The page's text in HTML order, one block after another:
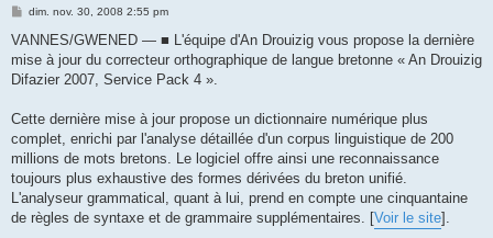
M
s
a
g
dim. nov. 30, 2008 2:55 pm
VANNES/GWENED — ■ L'équipe d'An Drouizig vous propose la dernière
mise à jour du correcteur orthographique de langue bretonne « An Drouizig
Difazier 2007, Service Pack 4 ».
Cette dernière mise à jour propose un dictionnaire numérique plus
complet, enrichi par l'analyse détaillée d'un corpus linguistique de 200
millions de mots bretons. Le logiciel offre ainsi une reconnaissance
toujours plus exhaustive des formes dérivées du breton unifié.
L'analyseur grammatical, quant à lui, prend en compte une cinquantaine
de règles de syntaxe et de grammaire supplémentaires. [Voir le site].